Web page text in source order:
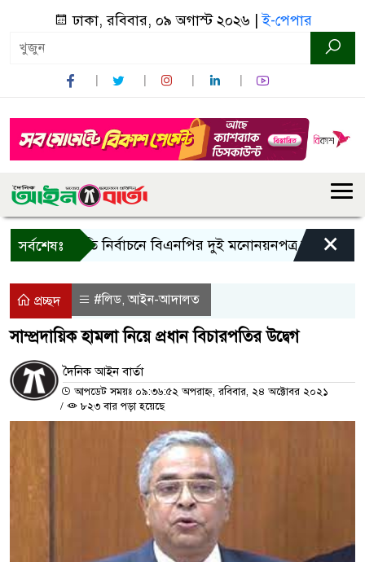
ঢাকা, রবিবার, ০৯ অগাস্ট ২০২৬ |ই-পেপার
সর্বশেষঃ
রাষ্ট্রপতি নির্বাচনে বিএনপির দুই মনোনয়নপত্র সংগ্রহ ×
প্রচ্ছদ #লিড,আইন-আদালত
সাম্প্রদায়িক হামলা নিয়ে প্রধান বিচারপতির উদ্বেগ
দৈনিক আইন বার্তা
আপডেট সময়ঃ ০৯:৩৬:৫২ অপরাহ্ন, রবিবার, ২৪ অক্টোবর ২০২১
/
৮২৩ বার পড়া হয়েছে